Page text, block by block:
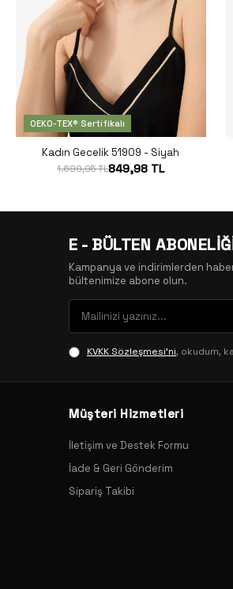
OEKO-TEX® Sertifikalı
Kadın Gecelik 51909 - Siyah
1.699,95 TL849,98 TL
E - BÜLTEN
Kampanya ve indirimlerden
bültenimize abone olun.
KVKK Sözleşmesi'ni, okudum,
Müşteri Hizmetleri
İletişim ve Destek Formu
İade & Geri Gönderim
Sipariş Takibi